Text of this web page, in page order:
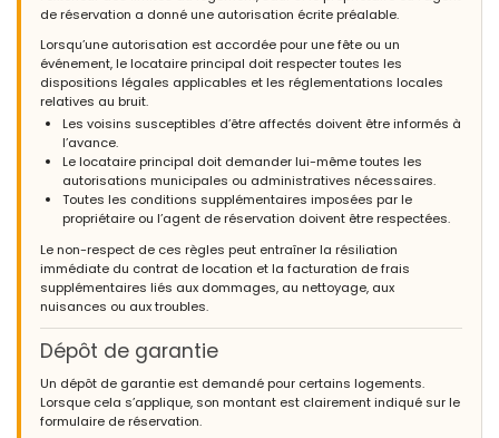
Couples d'âge mûr - Août 2020 - Pologne :
(Texte original)
Excellent view on a bay
(Traduit par Google)
Excellente vue sur une baie
Familles avec adolescents - Juillet 2020 - Belgique :
9/10
Couples d'âge mûr - Octobre 2019 - Allemagne :
(Texte original)
de réservation a donné une autorisation écrite préalable.
Lorsqu’une autorisation est accordée pour une fête ou un
événement, le locataire principal doit respecter toutes les
dispositions légales applicables et les réglementations locales
relatives au bruit.
Les voisins susceptibles d’être affectés doivent être informés à
l’avance.
Le locataire principal doit demander lui-même toutes les
autorisations municipales ou administratives nécessaires.
Toutes les conditions supplémentaires imposées par le
propriétaire ou l’agent de réservation doivent être respectées.
Le non-respect de ces règles peut entraîner la résiliation
immédiate du contrat de location et la facturation de frais
supplémentaires liés aux dommages, au nettoyage, aux
nuisances ou aux troubles.
Dépôt de garantie
Un dépôt de garantie est demandé pour certains logements.
Lorsque cela s’applique, son montant est clairement indiqué sur le
formulaire de réservation.